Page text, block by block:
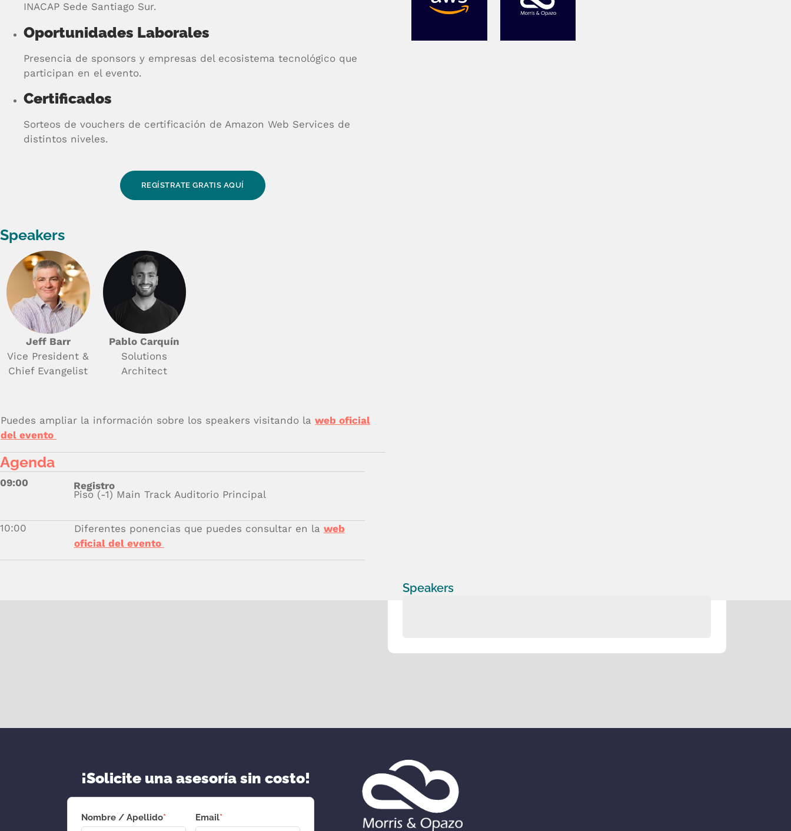
INACAP Sede Santiago Sur.
Oportunidades Laborales
Presencia de sponsors y empresas del ecosistema tecnológico que
participan en el evento.
Certificados
Sorteos de vouchers de certificación de Amazon Web Services de
distintos niveles.
REGÍSTRATE GRATIS AQUÍ
Speakers
Jeff Barr
Vice President &
Chief Evangelist
Pablo Carquín
Solutions
Architect
Puedes ampliar la información sobre los speakers visitando la web oficial
del evento
Agenda
09:00 Registro
Piso (-1) Main Track Auditorio Principal
10:00 Diferentes ponencias que puedes consultar en la web
oficial del evento
Speakers
¡Solicite una asesoría sin costo!
Nombre / Apellido* Email*